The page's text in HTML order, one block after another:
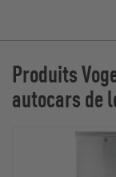
Produits
autocars de